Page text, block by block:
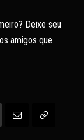
Deixe seu
amigos que